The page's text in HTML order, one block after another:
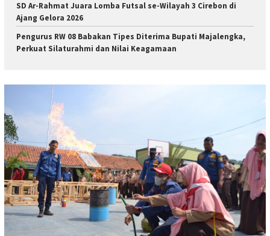
SD Ar-Rahmat Juara Lomba Futsal se-Wilayah 3 Cirebon di
Ajang Gelora 2026
Pengurus RW 08 Babakan Tipes Diterima Bupati Majalengka,
Perkuat Silaturahmi dan Nilai Keagamaan